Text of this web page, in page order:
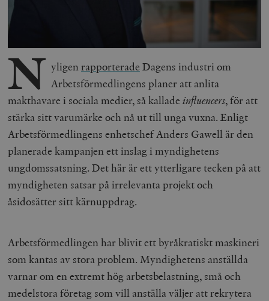
N yligenrapporterade Dagens industri om
Arbetsförmedlingens planer att anlita
makthavare i sociala medier, så kalladeinfluencers, för att
stärka sitt varumärke och nå ut till unga vuxna. Enligt
Arbetsförmedlingens enhetschef Anders Gawell är den
planerade kampanjen ett inslag i myndighetens
ungdomssatsning. Det här är ett ytterligare tecken på att
myndigheten satsar på irrelevanta projekt och
åsidosätter sitt kärnuppdrag.
Arbetsförmedlingen har blivit ett byråkratiskt maskineri
som kantas av stora problem. Myndighetens anställda
varnar om en extremt hög arbetsbelastning, små och
medelstora företag som vill anställa väljer att rekrytera